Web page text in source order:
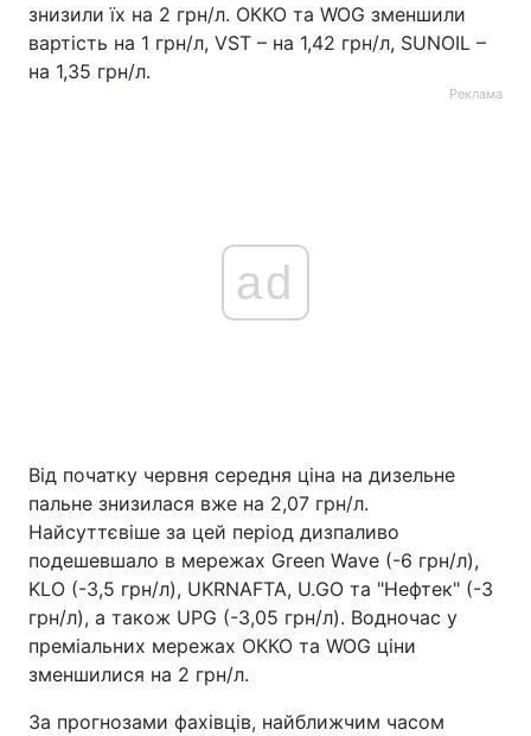
знизили їх на 2 грн/л. ОККО та WOG зменшили
вартість на 1 грн/л, VST – на 1,42 грн/л, SUNOIL –
на 1,35 грн/л.
Реклама
ad
Від початку червня середня ціна на дизельне
пальне знизилася вже на 2,07 грн/л.
Найсуттєвіше за цей період дизпаливо
подешевшало в мережах Green Wave (-6 грн/л),
KLO (-3,5 грн/л), UKRNAFTA, U.GO та "Нефтек" (-3
грн/л), а також UPG (-3,05 грн/л). Водночас у
преміальних мережах ОККО та WOG ціни
зменшилися на 2 грн/л.
За прогнозами фахівців, найближчим часом